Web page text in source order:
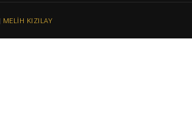
MELIH KIZILAY